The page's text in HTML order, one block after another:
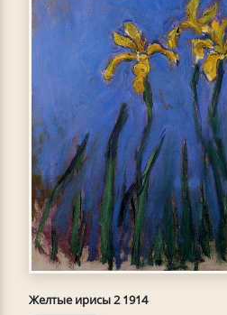
Желтые ирисы 2 1914